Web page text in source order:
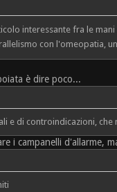
interessante fra le
con l'omeopatia,
è dire poco...
e di controindicazioni, che
i campanelli d'allarme,